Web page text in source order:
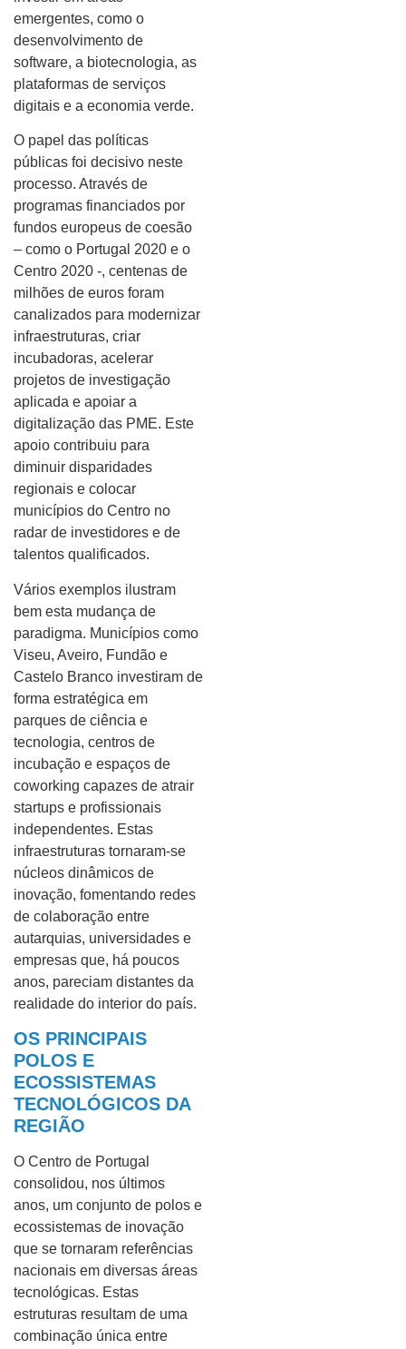
emergentes, como o
desenvolvimento de
software, a biotecnologia, as
plataformas de serviços
digitais e a economia verde.
O papel das políticas
públicas foi decisivo neste
processo. Através de
programas financiados por
fundos europeus de coesão
– como o Portugal 2020 e o
Centro 2020 -, centenas de
milhões de euros foram
canalizados para modernizar
infraestruturas, criar
incubadoras, acelerar
projetos de investigação
aplicada e apoiar a
digitalização das PME. Este
apoio contribuiu para
diminuir disparidades
regionais e colocar
municípios do Centro no
radar de investidores e de
talentos qualificados.
Vários exemplos ilustram
bem esta mudança de
paradigma. Municípios como
Viseu, Aveiro, Fundão e
Castelo Branco investiram de
forma estratégica em
parques de ciência e
tecnologia, centros de
incubação e espaços de
coworking capazes de atrair
startups e profissionais
independentes. Estas
infraestruturas tornaram-se
núcleos dinâmicos de
inovação, fomentando redes
de colaboração entre
autarquias, universidades e
empresas que, há poucos
anos, pareciam distantes da
realidade do interior do país.
OS PRINCIPAIS
POLOS E
ECOSSISTEMAS
TECNOLÓGICOS DA
REGIÃO
O Centro de Portugal
consolidou, nos últimos
anos, um conjunto de polos e
ecossistemas de inovação
que se tornaram referências
nacionais em diversas áreas
tecnológicas. Estas
estruturas resultam de uma
combinação única entre